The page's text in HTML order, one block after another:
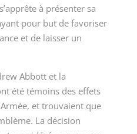
à présenter sa
pour but de favoriser
et de laisser un
Abbott et la
été témoins des effets
et trouvaient que
La décision